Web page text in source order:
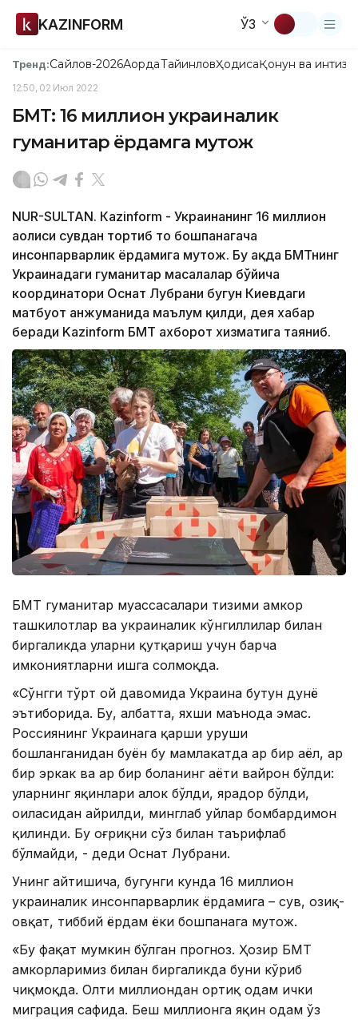
KAZINFORM ЎЗ
Тренд:Сайлов-2026АқордаТайинловҲодисаҚонун ва
12:50, 02 Июл 2022
БМТ: 16 миллион украиналик
гуманитар ёрдамга муҳтож
NUR-SULTAN. Кazinform - Украинанинг 16 миллион
аҳолиси сувдан тортиб то бошпанагача
инсонпарварлик ёрдамига муҳтож. Бу ҳақда БМТнинг
Украинадаги гуманитар масалалар бўйича
координатори Оснат Лубрани бугун Киевдаги
матбуот анжуманида маълум қилди, дея хабар
беради Kazinform БМТ ахборот хизматига таяниб.
БМТ гуманитар муассасалари тизими ҳамкор
ташкилотлар ва украиналик кўнгиллилар билан
биргаликда уларни қутқариш учун барча
имкониятларни ишга солмоқда.
«Сўнгги тўрт ой давомида Украина бутун дунё
эътиборида. Бу, албатта, яхши маънода эмас.
Россиянинг Украинага қарши уруши
бошланганидан буён бу мамлакатда ҳар бир аёл, ҳар
бир эркак ва ҳар бир боланинг ҳаёти вайрон бўлди:
уларнинг яқинлари ҳалок бўлди, ярадор бўлди,
оиласидан айрилди, минглаб уйлар бомбардимон
қилинди. Бу оғриқни сўз билан таърифлаб
бўлмайди, - деди Оснат Лубрани.
Унинг айтишича, бугунги кунда 16 миллион
украиналик инсонпарварлик ёрдамига – сув, озиқ-
овқат, тиббий ёрдам ёки бошпанага муҳтож.
«Бу фақат мумкин бўлган прогноз. Ҳозир БМТ
ҳамкорларимиз билан биргаликда буни кўриб
чиқмоқда. Олти миллиондан ортиқ одам ички
миграция сафида. Беш миллионга яқин одам ўз